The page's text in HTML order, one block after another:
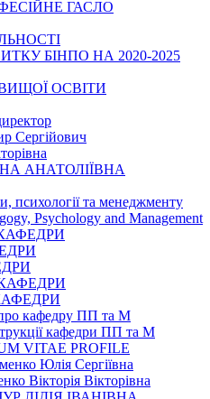
ГАСЛО
БІНПО НА 2020-2025
ОСВІТИ
Сергійович
АНАТОЛІЇВНА
психології та менеджменту
Psychology and Management
кафедру ПП та М
кафедри ПП та М
VITAE PROFILE
Юлія Сергіївна
Вікторія Вікторівна